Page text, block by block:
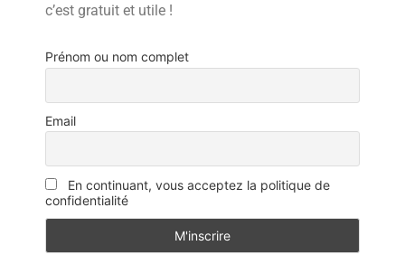
c’est gratuit et utile !
Prénom ou nom complet
Email
En continuant, vous acceptez la politique de
confidentialité